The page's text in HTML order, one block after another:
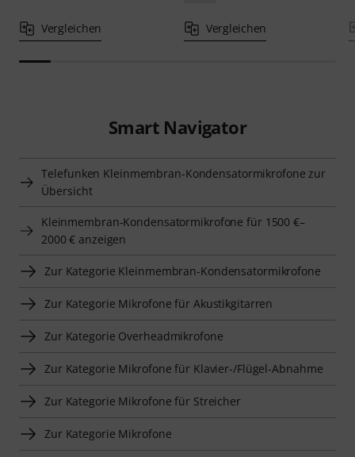
Vergleichen Vergleichen
Smart Navigator
Telefunken Kleinmembran-Kondensatormikrofone zur
Übersicht
Kleinmembran-Kondensatormikrofone für 1500 €–
2000 € anzeigen
Zur Kategorie Kleinmembran-Kondensatormikrofone
Zur Kategorie Mikrofone für Akustikgitarren
Zur Kategorie Overheadmikrofone
Zur Kategorie Mikrofone für Klavier-/Flügel-Abnahme
Zur Kategorie Mikrofone für Streicher
Zur Kategorie Mikrofone